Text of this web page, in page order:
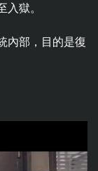
獄。
內部，目的是復